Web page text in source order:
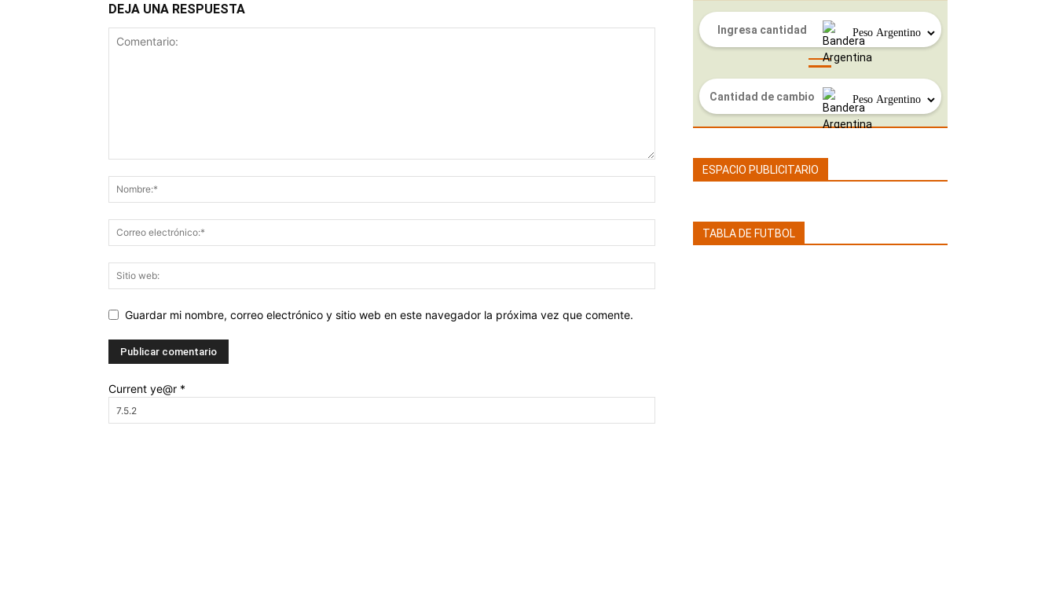
DEJA UNA RESPUESTA
Guardar mi nombre, correo electrónico y sitio web en este navegador la próxima vez que comente.
Current ye@r *
ESPACIO PUBLICITARIO
TABLA DE FUTBOL